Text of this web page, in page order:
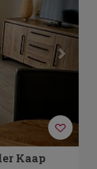
Kaap